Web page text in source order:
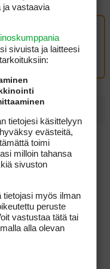
osalta ohi,
hämärän peitossa
jatkoaikaa vuoteen
ruotsalaissovellus
ja vastaavia
sivuista ja laitteesi
tietojesi käsittelyyn
evästeitä,
toimi
milloin tahansa
sivuston
tietojasi myös ilman
peruste
vastustaa tätä tai
alla olevan